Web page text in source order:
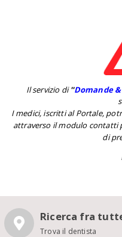
Il servizio di''Domande
I medici, iscritti al Portale,
attraverso il modulo contatti
di
Ricerca fra
Trova il dentista